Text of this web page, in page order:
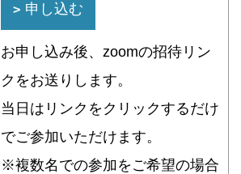
申し込む
お申し込み後、zoomの招待リン
クをお送りします。
当日はリンクをクリックするだけ
でご参加いただけます。
※複数名での参加をご希望の場合